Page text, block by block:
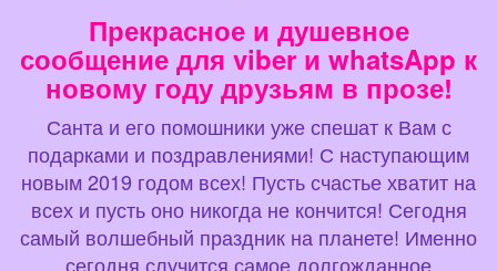
Прекрасное и душевное
сообщение для viber и whatsApp к
новому году друзьям в прозе!
Санта и его помошники уже спешат к Вам с
подарками и поздравлениями! С наступающим
новым 2019 годом всех! Пусть счастье хватит на
всех и пусть оно никогда не кончится! Сегодня
самый волшебный праздник на планете! Именно
сегодня случится самое долгожданное